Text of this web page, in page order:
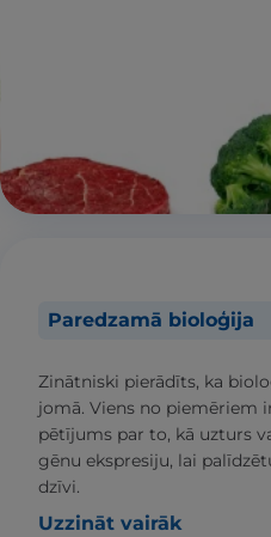
Paredzamā bioloģija
Zinātniski pierādīts, ka
jomā. Viens no piemēriem
pētījums par to, kā uzturs
gēnu ekspresiju, lai
dzīvi.
Uzzināt vairāk